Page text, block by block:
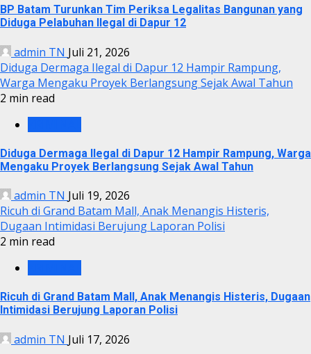
BP Batam Turunkan Tim Periksa Legalitas Bangunan yang
Diduga Pelabuhan Ilegal di Dapur 12
admin TN Juli 21, 2026
Diduga Dermaga Ilegal di Dapur 12 Hampir Rampung,
Warga Mengaku Proyek Berlangsung Sejak Awal Tahun
2 min read
Diduga Dermaga Ilegal di Dapur 12 Hampir Rampung, Warga
Mengaku Proyek Berlangsung Sejak Awal Tahun
admin TN Juli 19, 2026
Ricuh di Grand Batam Mall, Anak Menangis Histeris,
Dugaan Intimidasi Berujung Laporan Polisi
2 min read
Ricuh di Grand Batam Mall, Anak Menangis Histeris, Dugaan
Intimidasi Berujung Laporan Polisi
admin TN Juli 17, 2026